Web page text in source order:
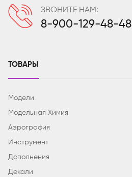
ЗВОНИТЕ НАМ:
8-900-129-48-48
ТОВАРЫ
Модели
Модельная Химия
Аэрография
Инструмент
Дополнения
Декали